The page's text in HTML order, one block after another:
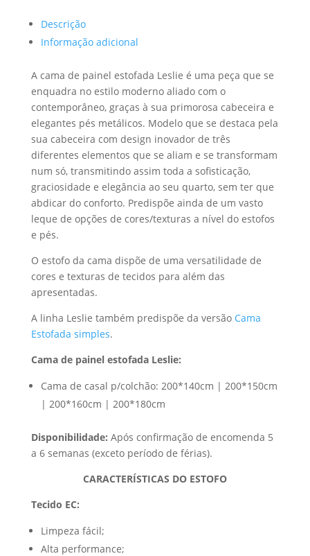
Descrição
Informação adicional
A cama de painel estofada Leslie é uma peça que se
enquadra no estilo moderno aliado com o
contemporâneo, graças à sua primorosa cabeceira e
elegantes pés metálicos. Modelo que se destaca pela
sua cabeceira com design inovador de três
diferentes elementos que se aliam e se transformam
num só, transmitindo assim toda a sofisticação,
graciosidade e elegância ao seu quarto, sem ter que
abdicar do conforto. Predispõe ainda de um vasto
leque de opções de cores/texturas a nível do estofos
e pés.
O estofo da cama dispõe de uma versatilidade de
cores e texturas de tecidos para além das
apresentadas.
A linha Leslie também predispõe da versão Cama
Estofada simples.
Cama de painel estofada Leslie:
Cama de casal p/colchão: 200*140cm | 200*150cm
| 200*160cm | 200*180cm
Disponibilidade: Após confirmação de encomenda 5
a 6 semanas (exceto período de férias).
CARACTERÍSTICAS DO ESTOFO
Tecido EC:
Limpeza fácil;
Alta performance;